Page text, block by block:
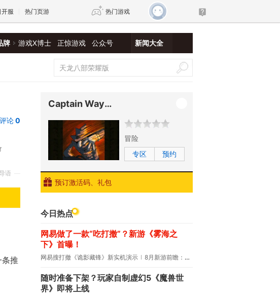
服 热门页游 热门游戏
王权与自由 诛仙世界 新仙侠5
牌 游戏X博士 正惊游戏 公众号 新闻大全
论0
语
推
Captain Wayne
冒险
专区
预约
预订激活码、礼包
今日热点
网易做了一款“吃打撤”？新游《雾海之
下》首曝！
网易搜打撤《诡影藏锋》新实机演示 8月新游前瞻：《诡秘之主》领衔
随时准备下架？玩家自制虚幻5《魔兽世
界》即将上线